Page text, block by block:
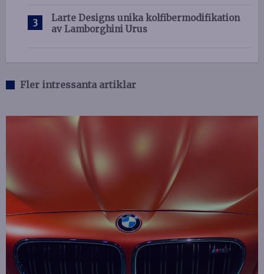
Larte Designs unika kolfibermodifikation
av Lamborghini Urus
Fler intressanta artiklar